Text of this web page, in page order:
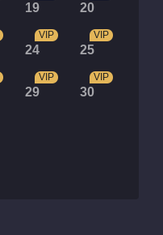
19 20
24
VIP
25
VIP
29
VIP
30
VIP